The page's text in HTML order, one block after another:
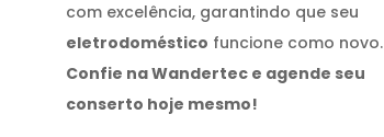
com excelência, garantindo que seu
eletrodoméstico funcione como novo.
Confie na Wandertec e agende seu
conserto hoje mesmo!